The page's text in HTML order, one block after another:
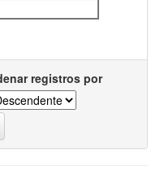
registros por